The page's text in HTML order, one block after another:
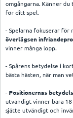
omgångarna. Känner
för ditt spel.
- Spelarna fokuserar för
överlägsen
vinner många lopp.
- Spårens betydelse i
bästa hästen, när man
- Positionernas
utvändigt vinner bara
sjätte utvändigt och